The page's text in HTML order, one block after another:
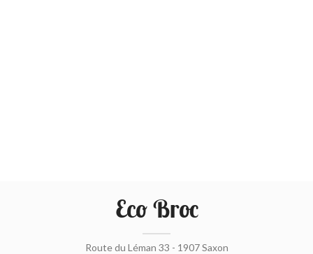
Eco Broc
Route du Léman 33 - 1907 Saxon